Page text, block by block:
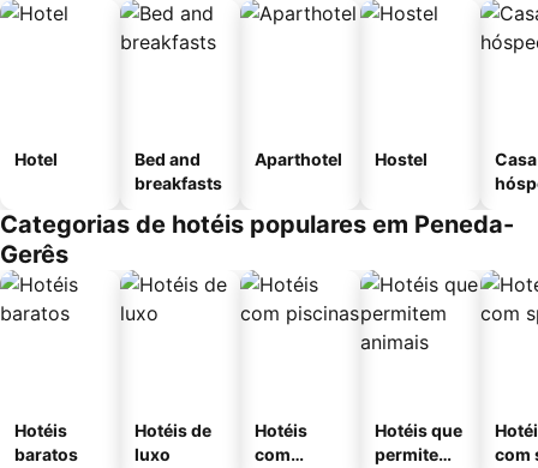
Hotel
Bed and
breakfasts
Aparthotel Hostel
Categorias de hotéis populares em Peneda-
Gerês
Hotéis
baratos
Hotéis de
luxo
Hotéis
com
Hotéis que
permitem
com